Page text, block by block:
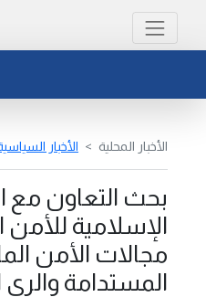
الأخبار المحلية الأخبار
بحث التعاون مع
الإسلامية للأمن
مجالات الأمن
المستدامة والري